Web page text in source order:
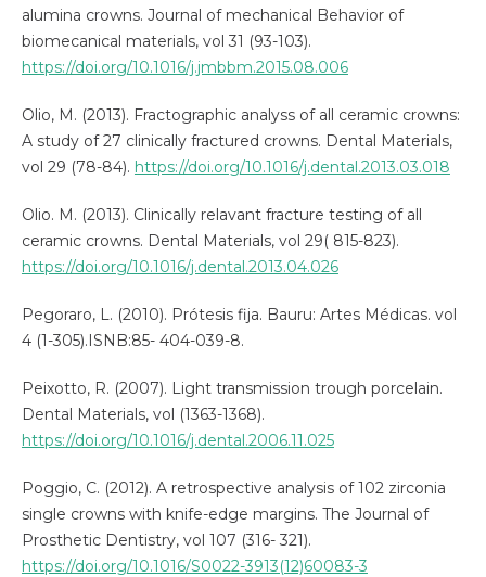
alumina crowns. Journal of mechanical Behavior of
biomecanical materials, vol 31 (93-103).
https://doi.org/10.1016/j.jmbbm.2015.08.006
Olio, M. (2013). Fractographic analyss of all ceramic crowns:
A study of 27 clinically fractured crowns. Dental Materials,
vol 29 (78-84). https://doi.org/10.1016/j.dental.2013.03.018
Olio. M. (2013). Clinically relavant fracture testing of all
ceramic crowns. Dental Materials, vol 29( 815-823).
https://doi.org/10.1016/j.dental.2013.04.026
Pegoraro, L. (2010). Prótesis fija. Bauru: Artes Médicas. vol
4 (1-305).ISNB:85- 404-039-8.
Peixotto, R. (2007). Light transmission trough porcelain.
Dental Materials, vol (1363-1368).
https://doi.org/10.1016/j.dental.2006.11.025
Poggio, C. (2012). A retrospective analysis of 102 zirconia
single crowns with knife-edge margins. The Journal of
Prosthetic Dentistry, vol 107 (316- 321).
https://doi.org/10.1016/S0022-3913(12)60083-3